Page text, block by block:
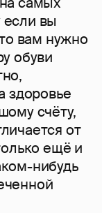
вы
вам нужно
обуви
здоровье
счёту,
от
ещё и
нибудь